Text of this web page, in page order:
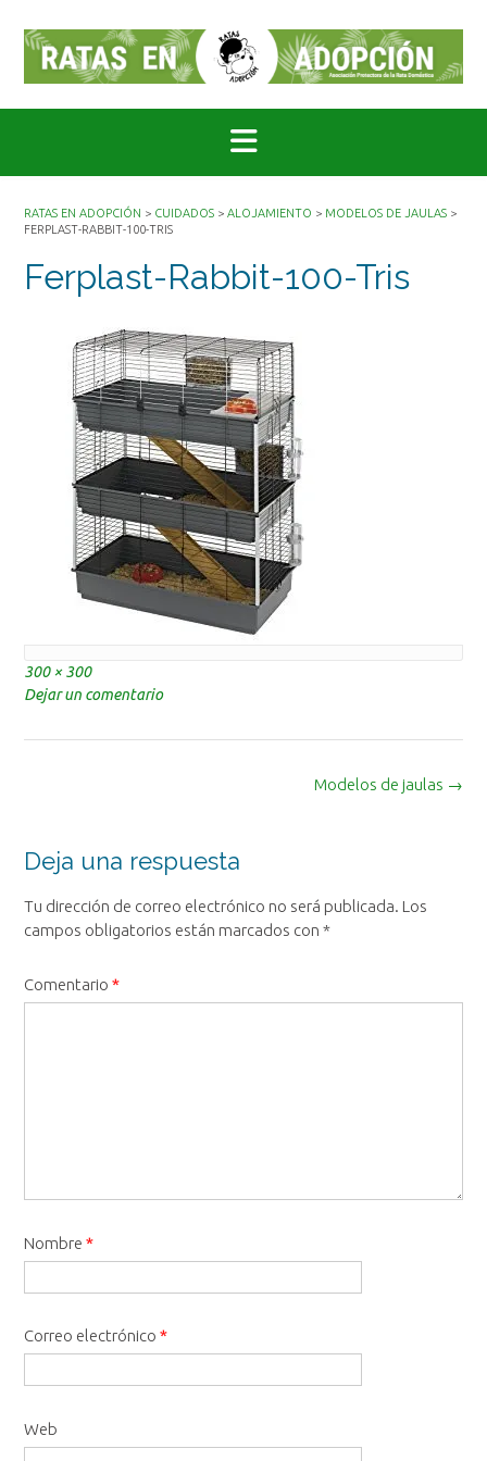
contenido
RATAS EN ADOPCIÓN > CUIDADOS > ALOJAMIENTO > MODELOS DE JAULAS >
FERPLAST-RABBIT-100-TRIS
Ferplast-Rabbit-100-Tris
Tamaño
completo
300 × 300
Dejar un comentario
entrada
Modelos de jaulas →
Deja una respuesta
Tu dirección de correo electrónico no será publicada. Los
campos obligatorios están marcados con *
Comentario *
Nombre *
Correo electrónico *
Web